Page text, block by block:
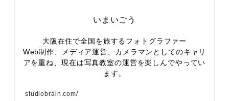
いまいごう
大阪在住で全国を旅するフォトグラファー
Web制作、メディア運営、カメラマンとしてのキャリ
アを重ね、現在は写真教室の運営を楽しんでやってい
ます。
studiobrain.com/